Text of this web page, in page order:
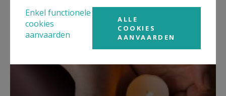
Enkel functionele
cookies
aanvaarden
ALLE
COOKIES
AANVAARDEN